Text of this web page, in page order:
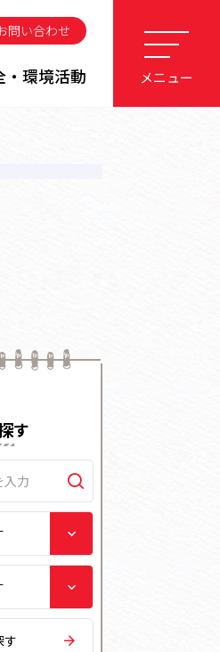
問い合わせ
・環境活動 メニュー
す
す